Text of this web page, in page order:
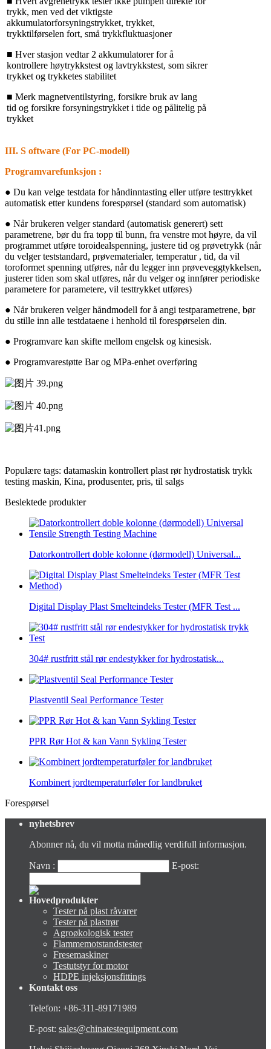
trykk, men ved det viktigste
akkumulatorforsyningstrykket, trykket,
trykktilførselen fort, små trykkfluktuasjoner
■ Hver stasjon vedtar 2 akkumulatorer for å
kontrollere høytrykkstest og lavtrykkstest, som sikrer
trykket og trykketes stabilitet
■ Merk magnetventilstyring, forsikre bruk av lang
tid og forsikre forsyningstrykket i tide og pålitelig på
trykket
III. S oftware (For PC-modell)
Programvarefunksjon :
● Du kan velge testdata for håndinntasting eller utføre testtrykket
automatisk etter kundens forespørsel (standard som automatisk)
● Når brukeren velger standard (automatisk generert) sett
parametrene, bør du fra topp til bunn, fra venstre mot høyre, da vil
programmet utføre toroidealspenning, justere tid og prøvetrykk (når
du velger teststandard, prøvematerialer, temperatur , tid, da vil
toroformet spenning utføres, når du legger inn prøveveggtykkelsen,
justerer tiden som skal utføres, når du velger og innfører periodiske
parametere for parametere, vil testtrykket utføres)
● Når brukeren velger håndmodell for å angi testparametrene, bør
du stille inn alle testdataene i henhold til forespørselen din.
● Programvare kan skifte mellom engelsk og kinesisk.
● Programvarestøtte Bar og MPa-enhet overføring
Populære tags: datamaskin kontrollert plast rør hydrostatisk trykk
testing maskin, Kina, produsenter, pris, til salgs
Beslektede produkter
Datorkontrollert doble kolonne (dørmodell) Universal...
Digital Display Plast Smelteindeks Tester (MFR Test ...
304# rustfritt stål rør endestykker for hydrostatisk...
Plastventil Seal Performance Tester
PPR Rør Hot & kan Vann Sykling Tester
Kombinert jordtemperaturføler for landbruket
Forespørsel
nyhetsbrev
Abonner nå, du vil motta månedlig verdifull informasjon.
Navn : E-post:
Hovedprodukter
Tester på plast råvarer
Tester på plastrør
Agroøkologisk tester
Flammemotstandstester
Fresemaskiner
Testutstyr for motor
HDPE injeksjonsfittings
Kontakt oss
Telefon: +86-311-89171989
E-post: sales@chinatestequipment.com